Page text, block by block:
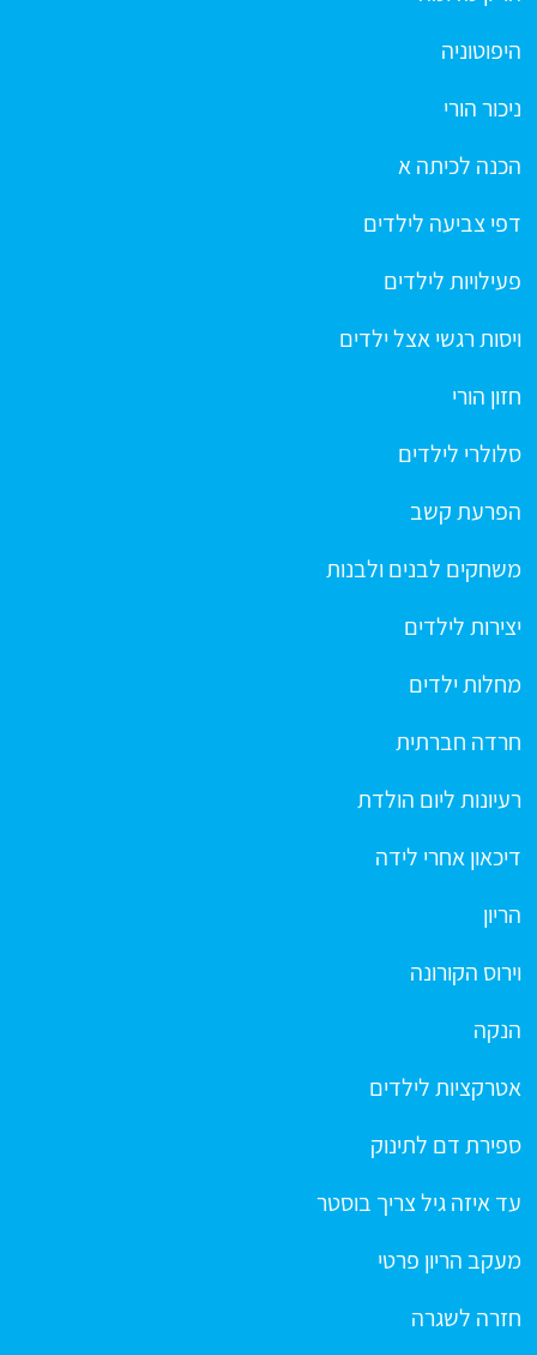
היפוטוניה
ניכור הורי
הכנה לכיתה א
דפי צביעה לילדים
פעילויות לילדים
ויסות רגשי אצל ילדים
חזון הורי
סלולרי לילדים
הפרעת קשב
משחקים לבנים ולבנות
יצירות לילדים
מחלות ילדים
חרדה חברתית
רעיונות ליום הולדת
דיכאון אחרי לידה
הריון
וירוס הקורונה
הנקה
אטרקציות לילדים
ספירת דם לתינוק
עד איזה גיל צריך בוסטר
מעקב הריון פרטי
חזרה לשגרה